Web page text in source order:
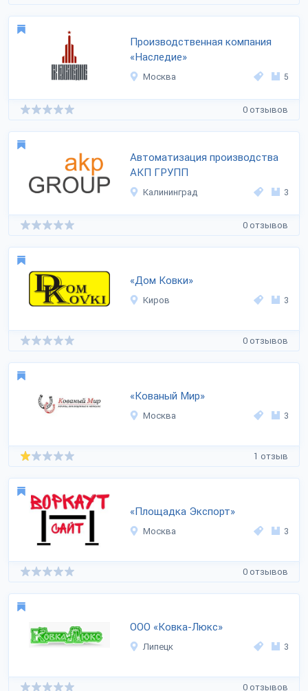
Производственная компания
«Наследие»
Москва 5
0 отзывов
Автоматизация производства
АКП ГРУПП
Калининград 3
0 отзывов
«Дом Ковки»
Киров 3
0 отзывов
«Кованый Мир»
Москва 3
1 отзыв
«Площадка Экспорт»
Москва 3
0 отзывов
ООО «Ковка-Люкс»
Липецк 3
0 отзывов